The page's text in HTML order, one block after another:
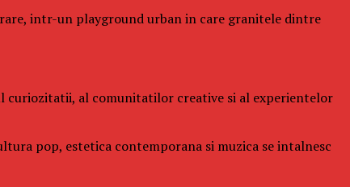
intr-un playground urban in care granitele dintre
curiozitatii, al comunitatilor creative si al experientelor
pop, estetica contemporana si muzica se intalnesc